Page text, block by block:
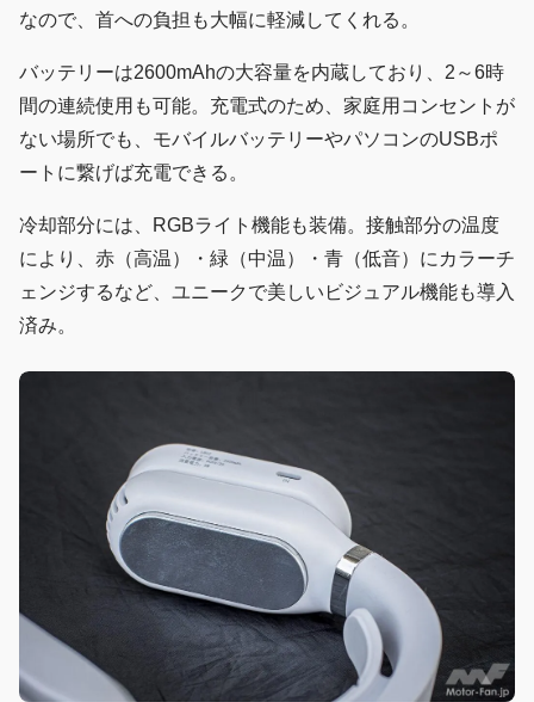
なので、首への負担も大幅に軽減してくれる。
バッテリーは2600mAhの大容量を内蔵しており、2～6時
間の連続使用も可能。充電式のため、家庭用コンセントが
ない場所でも、モバイルバッテリーやパソコンのUSBポ
ートに繋げば充電できる。
冷却部分には、RGBライト機能も装備。接触部分の温度
により、赤（高温）・緑（中温）・青（低音）にカラーチ
ェンジするなど、ユニークで美しいビジュアル機能も導入
済み。